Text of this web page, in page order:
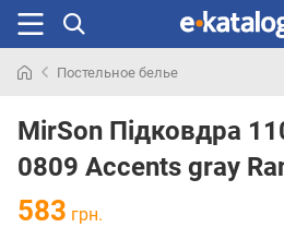
раньше
Постельное белье
MirSon Підковдра
0809 Accents gray
583 грн.